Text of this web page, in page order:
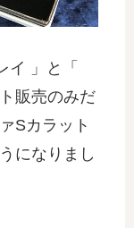
イ 」と「
販売のみだ
Sカラット
になりまし